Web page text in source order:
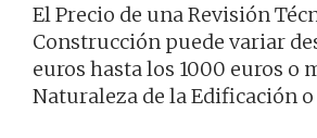
El Precio de una Revisión
Construcción puede variar
euros hasta los 1000 euros o
Naturaleza de la Edificación o